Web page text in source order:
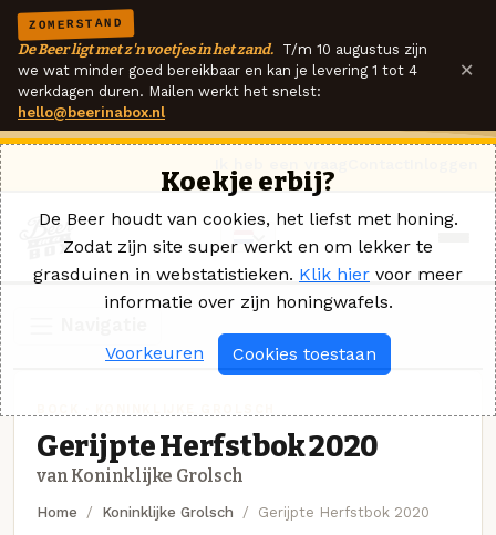
ZOMERSTAND
De Beer ligt met z'n voetjes in het zand. T/m 10 augustus zijn
we wat minder goed bereikbaar en kan je levering 1 tot 4
werkdagen duren. Mailen werkt het snelst:
hello@beerinabox.nl
×
Gerijpte Herfstbok 2020
van Koninklijke Grolsch
Home Koninklijke Grolsch Gerijpte Herfstbok 2020
Koekje erbij?
De Beer houdt van cookies, het liefst met honing.
Zodat zijn site super werkt en om lekker te
grasduinen in webstatistieken. Klik hier voor meer
informatie over zijn honingwafels.
Voorkeuren Cookies toestaan